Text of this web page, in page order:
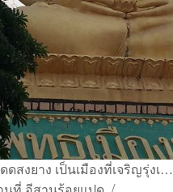
ดสงยาง เป็นเมืองที่เจริญรุ่งเ…